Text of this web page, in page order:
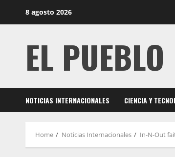
8 agosto 2026
EL PUEBLO
NOTICIAS INTERNACIONALES CIENCIA Y
Home Noticias Internacionales In-N-Out